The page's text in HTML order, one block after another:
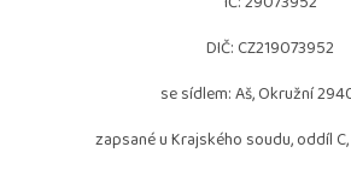
DIČ: CZ219073952
se sídlem: Aš, Okružní
zapsané u Krajského soudu, oddíl